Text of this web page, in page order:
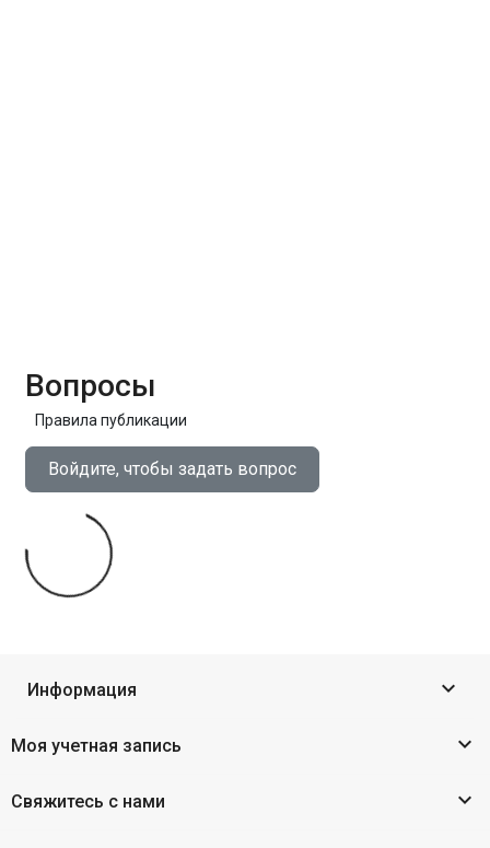
Вопросы
Правила публикации
Войдите, чтобы задать вопрос
Информация 
Моя учетная запись 
Свяжитесь с нами 